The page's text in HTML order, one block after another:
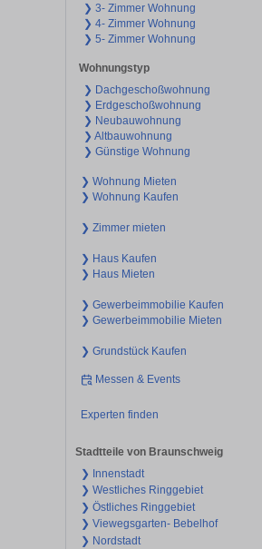
❯ 3- Zimmer Wohnung
❯ 4- Zimmer Wohnung
❯ 5- Zimmer Wohnung
Wohnungstyp
❯ Dachgeschoßwohnung
❯ Erdgeschoßwohnung
❯ Neubauwohnung
❯ Altbauwohnung
❯ Günstige Wohnung
❯ Wohnung Mieten
❯ Wohnung Kaufen
❯ Zimmer mieten
❯ Haus Kaufen
❯ Haus Mieten
❯ Gewerbeimmobilie Kaufen
❯ Gewerbeimmobilie Mieten
❯ Grundstück Kaufen
Messen & Events
Experten finden
Stadtteile von Braunschweig
❯ Innenstadt
❯ Westliches Ringgebiet
❯ Östliches Ringgebiet
❯ Viewegsgarten- Bebelhof
❯ Nordstadt